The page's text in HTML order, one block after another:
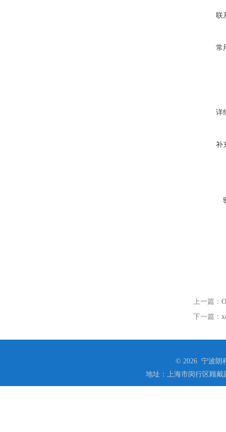
联
常
详
补
上一篇：
下一篇：
© 2026 宁波朗
地址：上海市闵行区顾